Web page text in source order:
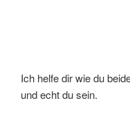
Ich helfe dir wie du
und echt du sein.